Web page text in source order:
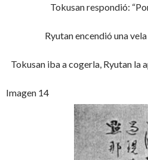
Tokusan respondió:
Ryutan encendió una
Tokusan iba a cogerla, Ryutan la
Imagen 14